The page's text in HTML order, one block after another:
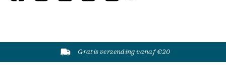
Gratis verzending vanaf €20